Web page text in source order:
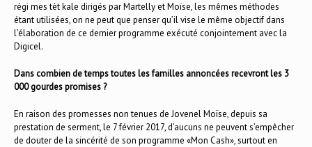
régi mes tèt kale dirigés par Martelly et Moïse, les mêmes méthodes
étant utilisées, on ne peut que penser qu’il vise le même objectif dans
l’élaboration de ce dernier programme exécuté conjointement avec la
Digicel.
Dans combien de temps toutes les familles annoncées recevront les 3
000 gourdes promises ?
En raison des promesses non tenues de Jovenel Moïse, depuis sa
prestation de serment, le 7 février 2017, d’aucuns ne peuvent s’empêcher
de douter de la sincérité de son programme «Mon Cash», surtout en